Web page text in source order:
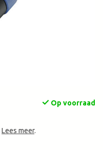
Op voorraad
Lees meer.